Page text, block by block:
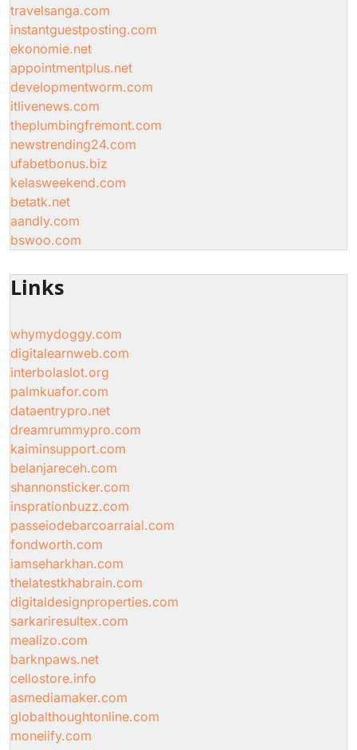
travelsanga.com
instantguestposting.com
ekonomie.net
appointmentplus.net
developmentworm.com
itlivenews.com
theplumbingfremont.com
newstrending24.com
ufabetbonus.biz
kelasweekend.com
betatk.net
aandly.com
bswoo.com
Links
whymydoggy.com
digitalearnweb.com
interbolaslot.org
palmkuafor.com
dataentrypro.net
dreamrummypro.com
kaiminsupport.com
belanjareceh.com
shannonsticker.com
insprationbuzz.com
passeiodebarcoarraial.com
fondworth.com
iamseharkhan.com
thelatestkhabrain.com
digitaldesignproperties.com
sarkariresultex.com
mealizo.com
barknpaws.net
cellostore.info
asmediamaker.com
globalthoughtonline.com
moneiify.com